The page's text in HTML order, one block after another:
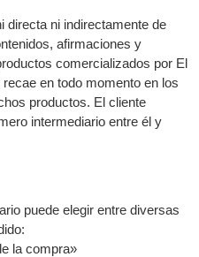
directa ni indirectamente de
afirmaciones y
comercializados por El
en todo momento en los
productos. El cliente
intermediario entre él y
puede elegir entre diversas
la compra»